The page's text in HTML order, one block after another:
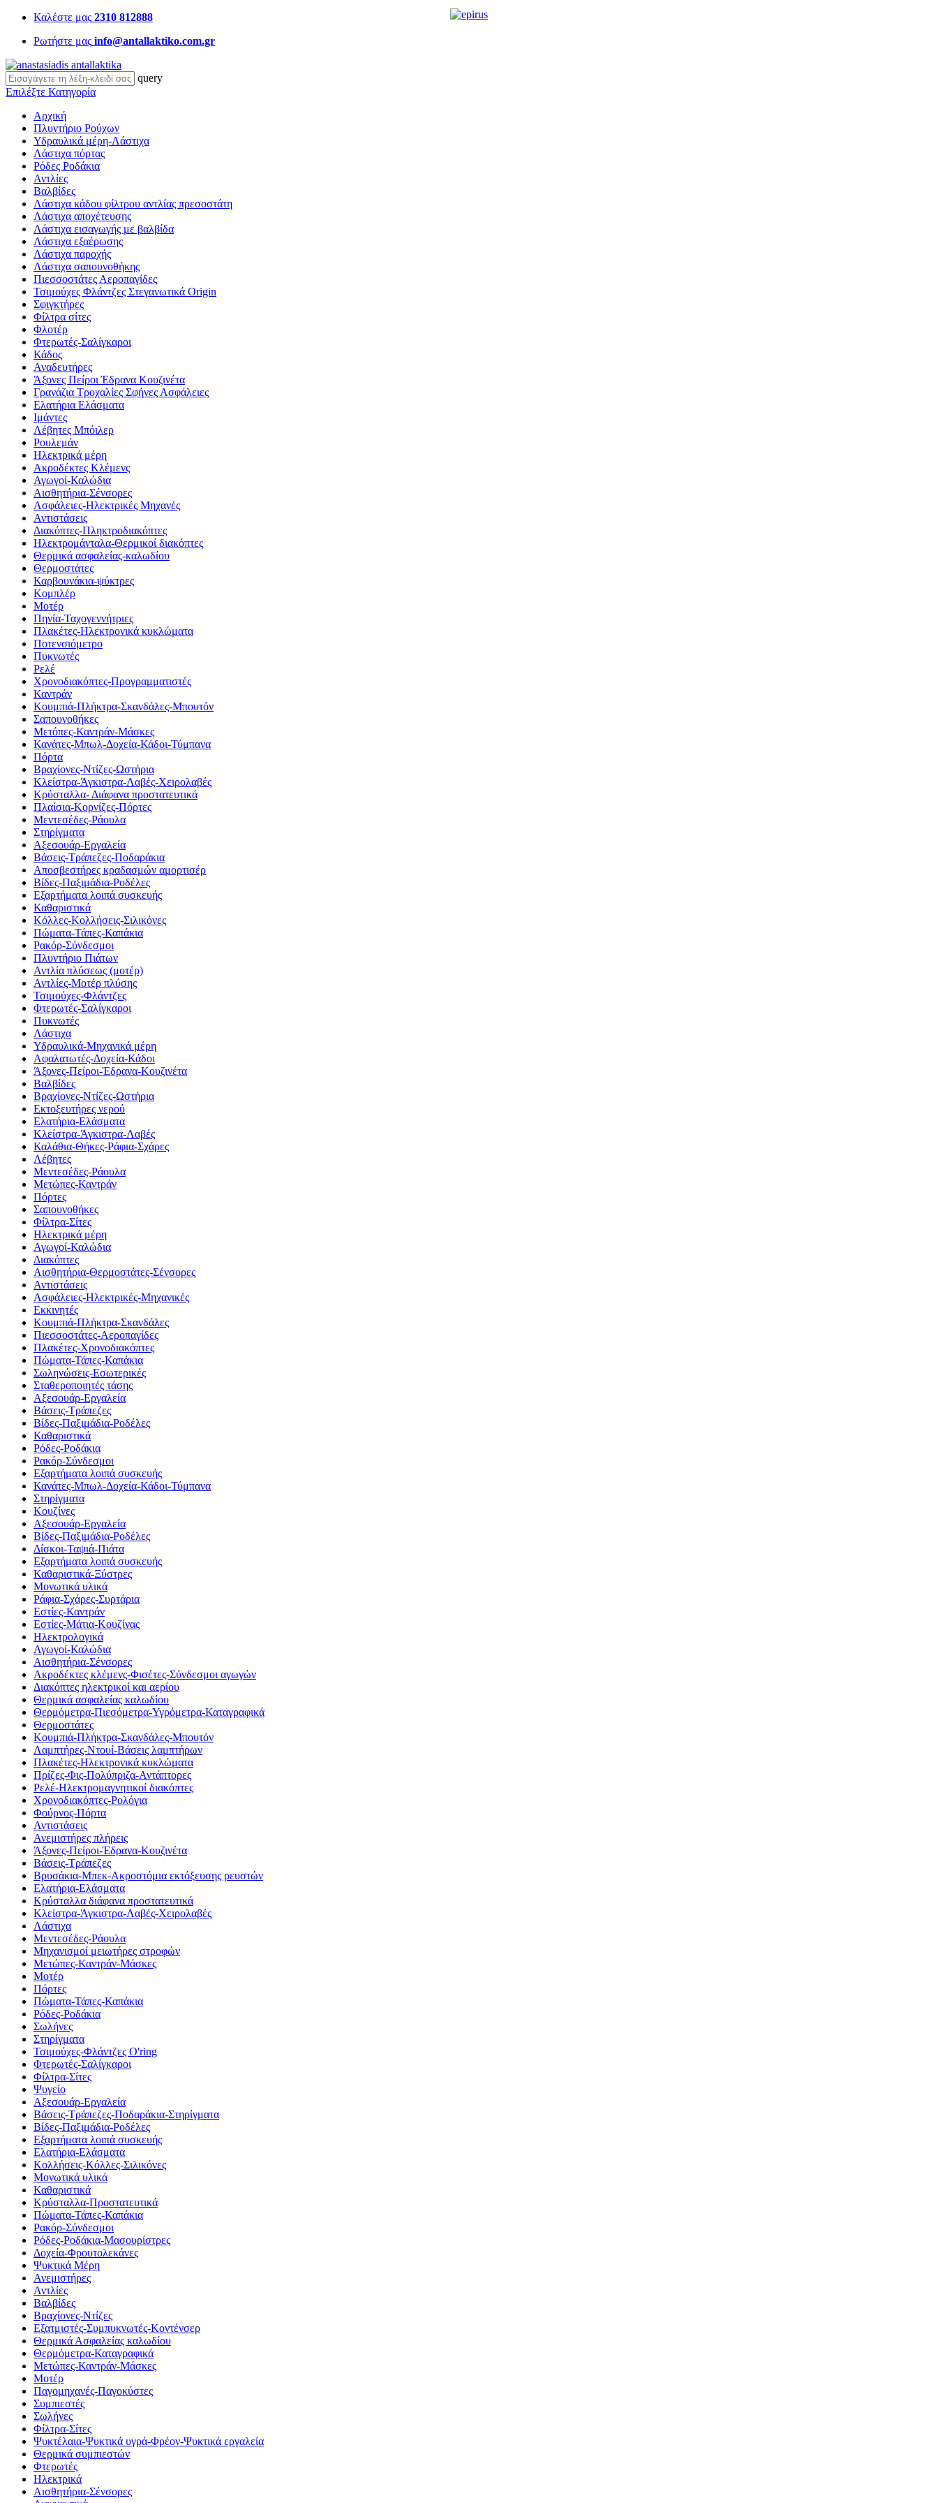
Καλέστε μας 2310 812888
Ρωτήστε μας info@antallaktiko.com.gr
query
Επιλέξτε Κατηγορία
Αρχική
Πλυντήριο Ρούχων
Υδραυλικά μέρη-Λάστιχα
Λάστιχα πόρτας
Ρόδες Ροδάκια
Αντλίες
Βαλβίδες
Λάστιχα κάδου φίλτρου αντλίας πρεσοστάτη
Λάστιχα αποχέτευσης
Λάστιχα εισαγωγής με βαλβίδα
Λάστιχα εξαέρωσης
Λάστιχα παροχής
Λάστιχα σαπουνοθήκης
Πιεσσοστάτες Αεροπαγίδες
Τσιμούχες Φλάντζες Στεγανωτικά Origin
Σφιγκτήρες
Φίλτρα σίτες
Φλοτέρ
Φτερωτές-Σαλίγκαροι
Κάδος
Αναδευτήρες
Άξονες Πείροι Έδρανα Κουζινέτα
Γρανάζια Τροχαλίες Σφήνες Ασφάλειες
Ελατήρια Ελάσματα
Ιμάντες
Λέβητες Μπόιλερ
Ρουλεμάν
Ηλεκτρικά μέρη
Ακροδέκτες Κλέμενς
Αγωγοί-Καλώδια
Αισθητήρια-Σένσορες
Ασφάλειες-Ηλεκτρικές Μηχανές
Αντιστάσεις
Διακόπτες-Πληκτροδιακόπτες
Ηλεκτρομάνταλα-Θερμικοί διακόπτες
Θερμικά ασφαλείας-καλωδίου
Θερμοστάτες
Καρβουνάκια-ψύκτρες
Κομπλέρ
Μοτέρ
Πηνία-Ταχογεννήτριες
Πλακέτες-Ηλεκτρονικά κυκλώματα
Ποτενσιόμετρο
Πυκνωτές
Ρελέ
Χρονοδιακόπτες-Προγραμματιστές
Καντράν
Κουμπιά-Πλήκτρα-Σκανδάλες-Μπουτόν
Σαπουνοθήκες
Μετόπες-Καντράν-Μάσκες
Κανάτες-Μπωλ-Δοχεία-Κάδοι-Τύμπανα
Πόρτα
Βραχίονες-Ντίζες-Ωστήρια
Κλείστρα-Άγκιστρα-Λαβές-Χειρολαβές
Κρύσταλλα- Διάφανα προστατευτικά
Πλαίσια-Κορνίζες-Πόρτες
Μεντεσέδες-Ράουλα
Στηρίγματα
Αξεσουάρ-Εργαλεία
Βάσεις-Τράπεζες-Ποδαράκια
Αποσβεστήρες κραδασμών αμορτισέρ
Βίδες-Παξιμάδια-Ροδέλες
Εξαρτήματα λοιπά συσκευής
Καθαριστικά
Κόλλες-Κολλήσεις-Σιλικόνες
Πώματα-Τάπες-Καπάκια
Ρακόρ-Σύνδεσμοι
Πλυντήριο Πιάτων
Αντλία πλύσεως (μοτέρ)
Αντλίες-Μοτέρ πλύσης
Τσιμούχες-Φλάντζες
Φτερωτές-Σαλίγκαροι
Πυκνωτές
Λάστιχα
Υδραυλικά-Mηχανικά μέρη
Αφαλατωτές-Δοχεία-Κάδοι
Άξονες-Πείροι-Έδρανα-Κουζινέτα
Βαλβίδες
Βραχίονες-Ντίζες-Ωστήρια
Εκτοξευτήρες νερού
Ελατήρια-Ελάσματα
Κλείστρα-Άγκιστρα-Λαβές
Καλάθια-Θήκες-Ράφια-Σχάρες
Λέβητες
Μεντεσέδες-Ράουλα
Μετώπες-Καντράν
Πόρτες
Σαπουνοθήκες
Φίλτρα-Σίτες
Ηλεκτρικά μέρη
Αγωγοί-Καλώδια
Διακόπτες
Αισθητήρια-Θερμοστάτες-Σένσορες
Αντιστάσεις
Ασφάλειες-Ηλεκτρικές-Μηχανικές
Εκκινητές
Κουμπιά-Πλήκτρα-Σκανδάλες
Πιεσσοστάτες-Αεροπαγίδες
Πλακέτες-Χρονοδιακόπτες
Πώματα-Τάπες-Καπάκια
Σωληνώσεις-Εσωτερικές
Σταθεροποιητές τάσης
Αξεσουάρ-Εργαλεία
Βάσεις-Τράπεζες
Βίδες-Παξιμάδια-Ροδέλες
Καθαριστικά
Ρόδες-Ροδάκια
Ρακόρ-Σύνδεσμοι
Εξαρτήματα λοιπά συσκευής
Κανάτες-Μπωλ-Δοχεία-Κάδοι-Τύμπανα
Στηρίγματα
Κουζίνες
Αξεσουάρ-Εργαλεία
Βίδες-Παξιμάδια-Ροδέλες
Δίσκοι-Ταψιά-Πιάτα
Εξαρτήματα λοιπά συσκευής
Καθαριστικά-Ξύστρες
Μονωτικά υλικά
Ράφια-Σχάρες-Συρτάρια
Εστίες-Καντράν
Εστίες-Μάτια-Κουζίνας
Ηλεκτρολογικά
Αγωγοί-Καλώδια
Αισθητήρια-Σένσορες
Ακροδέκτες κλέμενς-Φισέτες-Σύνδεσμοι αγωγών
Διακόπτες ηλεκτρικοί και αερίου
Θερμικά ασφαλείας καλωδίου
Θερμόμετρα-Πιεσόμετρα-Υγρόμετρα-Καταγραφικά
Θερμοστάτες
Κουμπιά-Πλήκτρα-Σκανδάλες-Μπουτόν
Λαμπτήρες-Ντουί-Βάσεις λαμπτήρων
Πλακέτες-Ηλεκτρονικά κυκλώματα
Πρίζες-Φις-Πολύπριζα-Αντάπτορες
Ρελέ-Ηλεκτρομαγνητικοί διακόπτες
Χρονοδιακόπτες-Ρολόγια
Φούρνος-Πόρτα
Αντιστάσεις
Ανεμιστήρες πλήρεις
Άξονες-Πείροι-Έδρανα-Κουζινέτα
Βάσεις-Τράπεζες
Βρυσάκια-Μπεκ-Ακροστόμια εκτόξευσης ρευστών
Ελατήρια-Ελάσματα
Κρύσταλλα διάφανα προστατευτικά
Κλείστρα-Άγκιστρα-Λαβές-Χειρολαβές
Λάστιχα
Μεντεσέδες-Ράουλα
Μηχανισμοί μειωτήρες στροφών
Μετώπες-Καντράν-Μάσκες
Μοτέρ
Πόρτες
Πώματα-Τάπες-Καπάκια
Ρόδες-Ροδάκια
Σωλήνες
Στηρίγματα
Τσιμούχες-Φλάντζες O'ring
Φτερωτές-Σαλίγκαροι
Φίλτρα-Σίτες
Ψυγείο
Αξεσουάρ-Εργαλεία
Βάσεις-Τράπεζες-Ποδαράκια-Στηρίγματα
Βίδες-Παξιμάδια-Ροδέλες
Εξαρτήματα λοιπά συσκευής
Ελατήρια-Ελάσματα
Κολλήσεις-Κόλλες-Σιλικόνες
Μονωτικά υλικά
Καθαριστικά
Κρύσταλλα-Προστατευτικά
Πώματα-Τάπες-Καπάκια
Ρακόρ-Σύνδεσμοι
Ρόδες-Ροδάκια-Μασουρίστρες
Δοχεία-Φρουτολεκάνες
Ψυκτικά Μέρη
Ανεμιστήρες
Αντλίες
Βαλβίδες
Βραχίονες-Ντίζες
Εξατμιστές-Συμπυκνωτές-Κοντένσερ
Θερμικά Ασφαλείας καλωδίου
Θερμόμετρα-Καταγραφικά
Μετώπες-Καντράν-Μάσκες
Μοτέρ
Παγομηχανές-Παγοκύστες
Συμπιεστές
Σωλήνες
Φίλτρα-Σίτες
Ψυκτέλαια-Ψυκτικά υγρά-Φρέον-Ψυκτικά εργαλεία
Θερμικά συμπιεστών
Φτερωτές
Ηλεκτρικά
Αισθητήρια-Σένσορες